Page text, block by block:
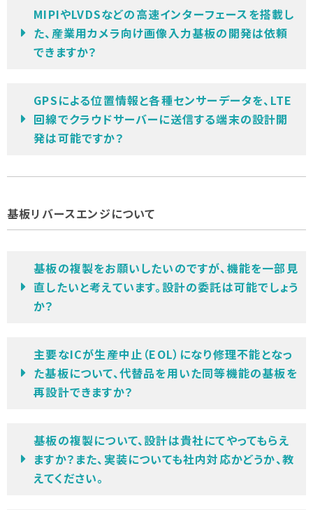
MIPIやLVDSなどの高速インターフェースを搭載し
た、産業用カメラ向け画像入力基板の開発は依頼
できますか？
GPSによる位置情報と各種センサーデータを、LTE
回線でクラウドサーバーに送信する端末の設計開
発は可能ですか？
基板リバースエンジについて
基板の複製をお願いしたいのですが、機能を一部見
直したいと考えています。設計の委託は可能でしょう
か？
主要なICが生産中止（EOL）になり修理不能となっ
た基板について、代替品を用いた同等機能の基板を
再設計できますか？
基板の複製について、設計は貴社にてやってもらえ
ますか？また、実装についても社内対応かどうか、教
えてください。